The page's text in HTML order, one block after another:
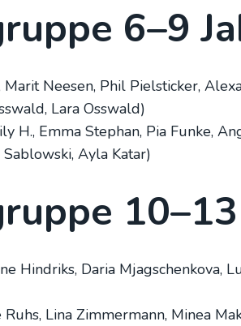
6–9
Nee­sen, Phil Piel­sti­cker,
Lara Oss­wald)
H., Emma Ste­phan, Pia Fun­ke,
Ayla Katar)
10–13
Hin­driks, Daria
Lina Zim­mer­mann, Minea